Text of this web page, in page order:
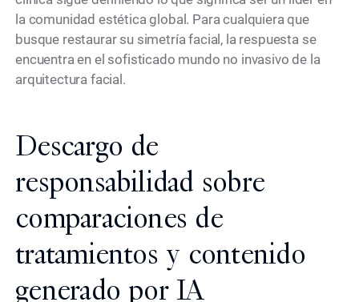
la comunidad estética global. Para cualquiera que
busque restaurar su simetría facial, la respuesta se
encuentra en el sofisticado mundo no invasivo de la
arquitectura facial.
Descargo de
responsabilidad sobre
comparaciones de
tratamientos y contenido
generado por IA